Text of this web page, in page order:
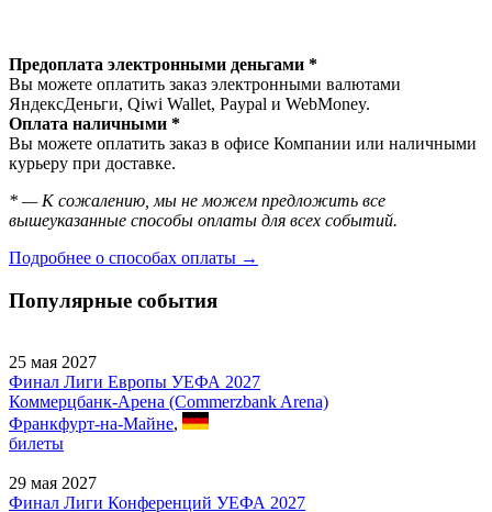
Предоплата электронными деньгами *
Вы можете оплатить заказ электронными валютами
ЯндексДеньги, Qiwi Wallet, Paypal и WebMoney.
Оплата наличными *
Вы можете оплатить заказ в офисе Компании или наличными
курьеру при доставке.
* — К сожалению, мы не можем предложить все
вышеуказанные способы оплаты для всех событий.
Подробнее о способах оплаты →
Популярные события
25 мая 2027
Финал Лиги Европы УЕФА 2027
Коммерцбанк-Арена (Commerzbank Arena)
Франкфурт-на-Майне,
билеты
29 мая 2027
Финал Лиги Конференций УЕФА 2027